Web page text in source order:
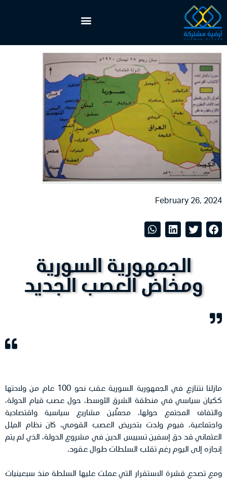
February 26, 2024
الجمهورية السورية
ومخاض العصب الجديد
مازلنا نتنازع في الجمهورية السورية عقب نحو 100 عام من ولادتها
ككيان سياسي في منطقة الشرق الأوسط، حول عصب قيام الدولة،
والتفاف المجتمع حولها، محمّلين مشاريع سياسية واقتصادية
واجتماعية. فيوم ولدت بتحريض العصب القومي، كان نظام المِلل
العثماني قد دق إسفين تسييس الدين في مشروع الدولة، الذي لم يتم
إنجازه إلى اليوم رغم تقلب السلطات طوال عقود.
ومع تصدع قشرة الاستقرار التي عملت عليها السلطة منذ سبعينيات